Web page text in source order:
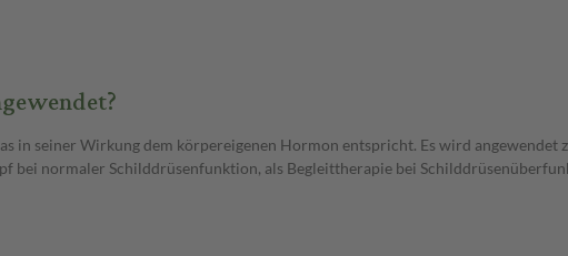
in seiner Wirkung dem körpereigenen Hormon entspricht. Es wird
normaler Schilddrüsenfunktion, als Begleittherapie bei